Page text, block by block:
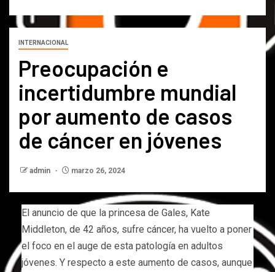
INTERNACIONAL
Preocupación e
incertidumbre mundial
por aumento de casos
de cáncer en jóvenes
admin marzo 26, 2024
El anuncio de que la princesa de Gales, Kate
Middleton, de 42 años, sufre cáncer, ha vuelto a poner
el foco en el auge de esta patología en adultos
jóvenes. Y respecto a este aumento de casos, aunque